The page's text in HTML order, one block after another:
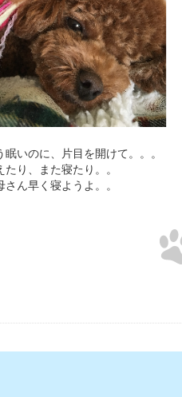
眠いのに、片目を開けて。。。
たり、また寝たり。。
さん早く寝ようよ。。